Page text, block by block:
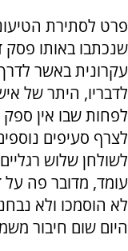
פרט לסתירת
שנכתבו באותו פסק
עקרונית באשר
לדבריו, היתר של
לפחות שבו אין ספק
לצרף סעיפים
לשולחן שלוש
עומד, מדובר פה על
לא הוסמכו ולא
היום שום חיבור